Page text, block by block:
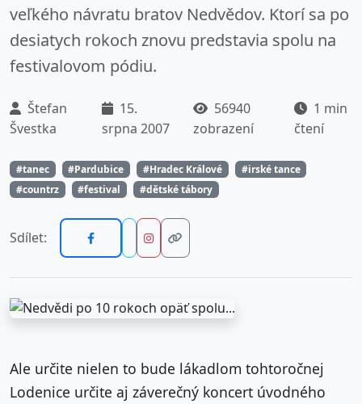
veľkého návratu bratov Nedvědov. Ktorí sa po
desiatych rokoch znovu predstavia spolu na
festivalovom pódiu.
Štefan
Švestka
15.
srpna 2007
56940
zobrazení
1 min
čtení
#tanec #Pardubice #Hradec Králové
#irské tance
#countrz
#festival #dětské tábory
Sdílet:
Ale určite nielen to bude lákadlom tohtoročnej
Lodenice určite aj záverečný koncert úvodného